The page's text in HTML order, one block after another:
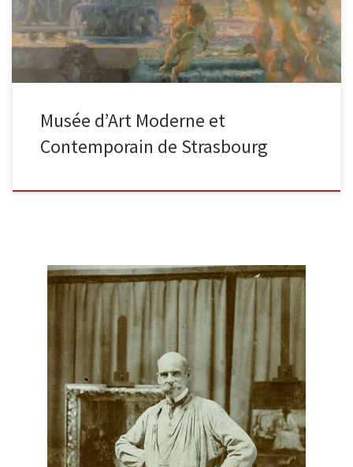
Musée d’Art Moderne et
Contemporain de Strasbourg